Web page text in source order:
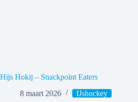
Hijs Hokij – Snackpoint Eaters
8 maart 2026
IJshockey